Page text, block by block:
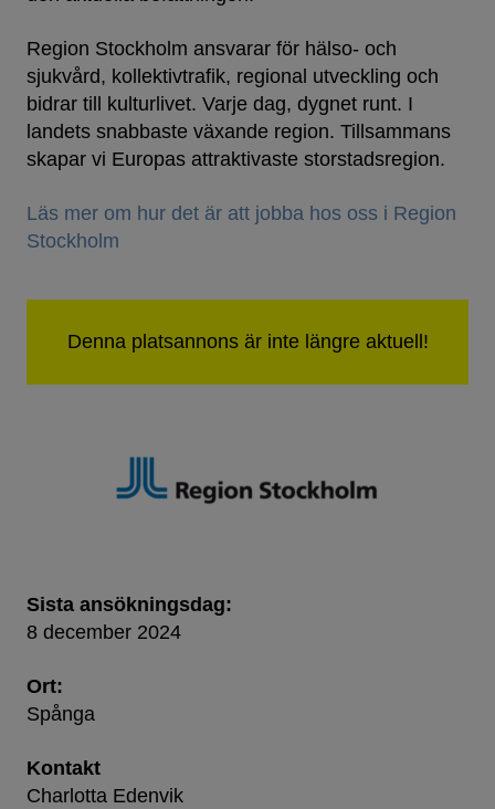
Region Stockholm ansvarar för hälso- och
sjukvård, kollektivtrafik, regional utveckling och
bidrar till kulturlivet. Varje dag, dygnet runt. I
landets snabbaste växande region. Tillsammans
skapar vi Europas attraktivaste storstadsregion.
Läs mer om hur det är att jobba hos oss i Region
Stockholm
Sista ansökningsdag:
8 december 2024
Ort:
Spånga
Kontakt
Charlotta Edenvik